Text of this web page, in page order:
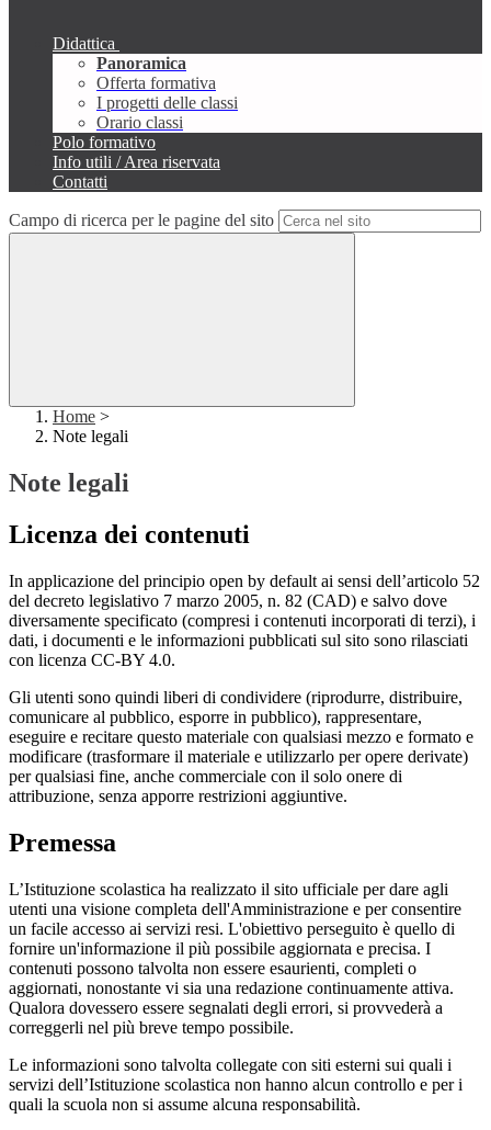
Didattica
Panoramica
Offerta formativa
I progetti delle classi
Orario classi
Polo formativo
Info utili / Area riservata
Contatti
Campo di ricerca per le pagine del sito
Home >
Note legali
Note legali
Licenza dei contenuti
In applicazione del principio open by default ai sensi dell’articolo 52
del decreto legislativo 7 marzo 2005, n. 82 (CAD) e salvo dove
diversamente specificato (compresi i contenuti incorporati di terzi), i
dati, i documenti e le informazioni pubblicati sul sito sono rilasciati
con licenza CC-BY 4.0.
Gli utenti sono quindi liberi di condividere (riprodurre, distribuire,
comunicare al pubblico, esporre in pubblico), rappresentare,
eseguire e recitare questo materiale con qualsiasi mezzo e formato e
modificare (trasformare il materiale e utilizzarlo per opere derivate)
per qualsiasi fine, anche commerciale con il solo onere di
attribuzione, senza apporre restrizioni aggiuntive.
Premessa
L’Istituzione scolastica ha realizzato il sito ufficiale per dare agli
utenti una visione completa dell'Amministrazione e per consentire
un facile accesso ai servizi resi. L'obiettivo perseguito è quello di
fornire un'informazione il più possibile aggiornata e precisa. I
contenuti possono talvolta non essere esaurienti, completi o
aggiornati, nonostante vi sia una redazione continuamente attiva.
Qualora dovessero essere segnalati degli errori, si provvederà a
correggerli nel più breve tempo possibile.
Le informazioni sono talvolta collegate con siti esterni sui quali i
servizi dell’Istituzione scolastica non hanno alcun controllo e per i
quali la scuola non si assume alcuna responsabilità.